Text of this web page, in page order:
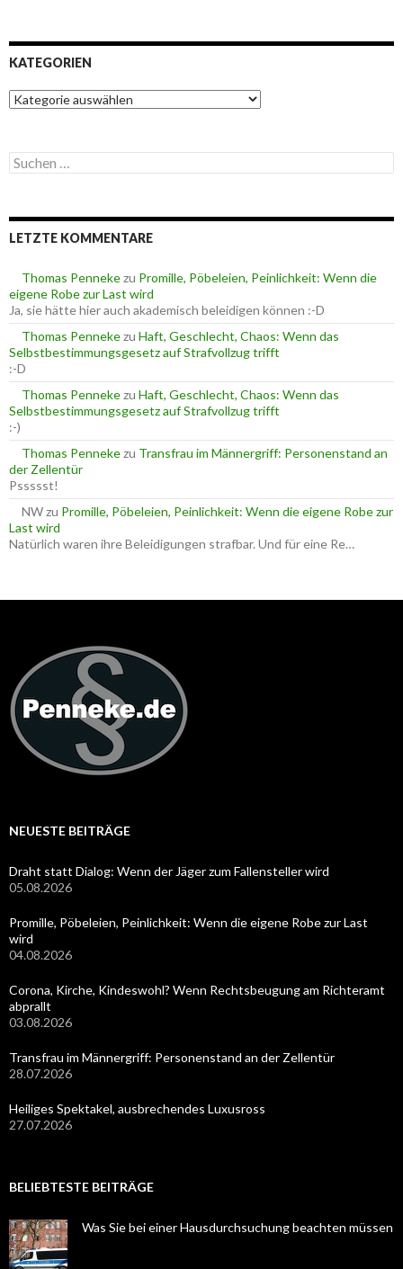
KATEGORIEN
K
a
g
o
n
S
u
e
n
c
h
:
LETZTE KOMMENTARE
Thomas Pennekezu Promille, Pöbeleien, Peinlichkeit: Wenn die
eigene Robe zur Last wird
Ja, sie hätte hier auch akademisch beleidigen können :-D
Thomas Pennekezu Haft, Geschlecht, Chaos: Wenn das
Selbstbestimmungsgesetz auf Strafvollzug trifft
:-D
Thomas Pennekezu Haft, Geschlecht, Chaos: Wenn das
Selbstbestimmungsgesetz auf Strafvollzug trifft
:-)
Thomas Pennekezu Transfrau im Männergriff: Personenstand an
der Zellentür
Pssssst!
NWzu Promille, Pöbeleien, Peinlichkeit: Wenn die eigene Robe zur
Last wird
Natürlich waren ihre Beleidigungen strafbar. Und für eine Re…
NEUESTE BEITRÄGE
Draht statt Dialog: Wenn der Jäger zum Fallensteller wird
05.08.2026
Promille, Pöbeleien, Peinlichkeit: Wenn die eigene Robe zur Last
wird
04.08.2026
Corona, Kirche, Kindeswohl? Wenn Rechtsbeugung am Richteramt
abprallt
03.08.2026
Transfrau im Männergriff: Personenstand an der Zellentür
28.07.2026
Heiliges Spektakel, ausbrechendes Luxusross
27.07.2026
BELIEBTESTE BEITRÄGE
Was Sie bei einer Hausdurchsuchung beachten müssen